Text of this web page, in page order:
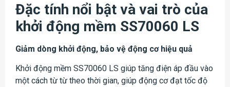
Đặc tính nổi bật và vai trò của
khởi động mềm SS70060 LS
Giảm dòng khởi động, bảo vệ động cơ hiệu quả
Khởi động mềm SS70060 LS giúp tăng điện áp đầu vào
một cách từ từ theo thời gian, giúp động cơ đạt tốc độ